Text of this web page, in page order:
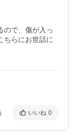
ので、傷が入っ
ちらにお世話に
いいね 0